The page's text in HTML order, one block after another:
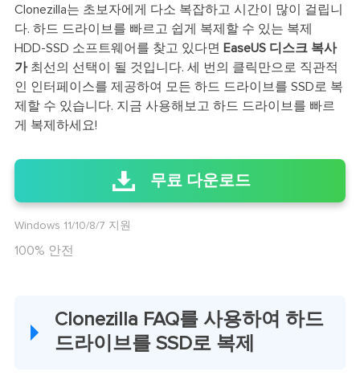
Clonezilla는 초보자에게 다소 복잡하고 시간이 많이 걸립니
다. 하드 드라이브를 빠르고 쉽게 복제할 수 있는 복제
HDD-SSD 소프트웨어를 찾고 있다면 EaseUS 디스크 복사
가최선의 선택이 될 것입니다. 세 번의 클릭만으로 직관적
인 인터페이스를 제공하여 모든 하드 드라이브를 SSD로 복
제할 수 있습니다. 지금 사용해보고 하드 드라이브를 빠르
게 복제하세요!
무료 다운로드
Windows 11/10/8/7 지원
100% 안전
Clonezilla FAQ를 사용하여 하드
드라이브를 SSD로 복제